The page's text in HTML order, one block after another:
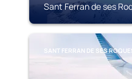
Sant Ferran de ses
SANT FERRAN DE SES